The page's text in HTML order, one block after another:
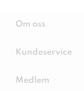
Om oss
Kundeservice
Medlem